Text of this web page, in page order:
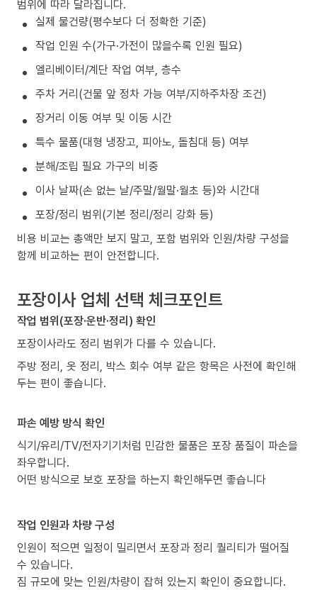
범위에 따라 달라집니다.
실제 물건량(평수보다 더 정확한 기준)
작업 인원 수(가구·가전이 많을수록 인원 필요)
엘리베이터/계단 작업 여부, 층수
주차 거리(건물 앞 정차 가능 여부/지하주차장 조건)
장거리 이동 여부 및 이동 시간
특수 물품(대형 냉장고, 피아노, 돌침대 등) 여부
분해/조립 필요 가구의 비중
이사 날짜(손 없는 날/주말/월말·월초 등)와 시간대
포장/정리 범위(기본 정리/정리 강화 등)
비용 비교는 총액만 보지 말고, 포함 범위와 인원/차량 구성을
함께 비교하는 편이 안전합니다.
포장이사 업체 선택 체크포인트
작업 범위(포장·운반·정리) 확인
포장이사라도 정리 범위가 다를 수 있습니다.
주방 정리, 옷 정리, 박스 회수 여부 같은 항목은 사전에 확인해
두는 편이 좋습니다.
파손 예방 방식 확인
식기/유리/TV/전자기기처럼 민감한 물품은 포장 품질이 파손을
좌우합니다.
어떤 방식으로 보호 포장을 하는지 확인해두면 좋습니다
작업 인원과 차량 구성
인원이 적으면 일정이 밀리면서 포장과 정리 퀄리티가 떨어질
수 있습니다.
짐 규모에 맞는 인원/차량이 잡혀 있는지 확인이 중요합니다.